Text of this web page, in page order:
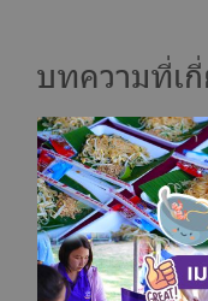
บทความที่เ